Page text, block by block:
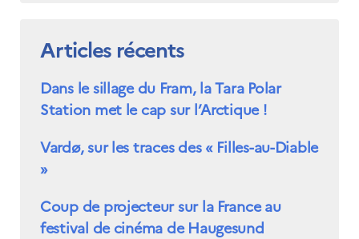
Articles récents
Dans le sillage du Fram, la Tara Polar
Station met le cap sur l’Arctique !
Vardø, sur les traces des « Filles-au-Diable
»
Coup de projecteur sur la France au
festival de cinéma de Haugesund